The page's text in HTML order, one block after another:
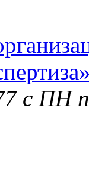
с ПН